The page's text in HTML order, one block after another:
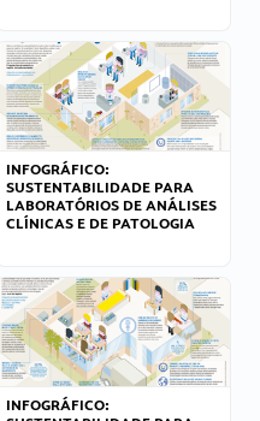
INFOGRÁFICO:
SUSTENTABILIDADE PARA
LABORATÓRIOS DE ANÁLISES
CLÍNICAS E DE PATOLOGIA
INFOGRÁFICO: